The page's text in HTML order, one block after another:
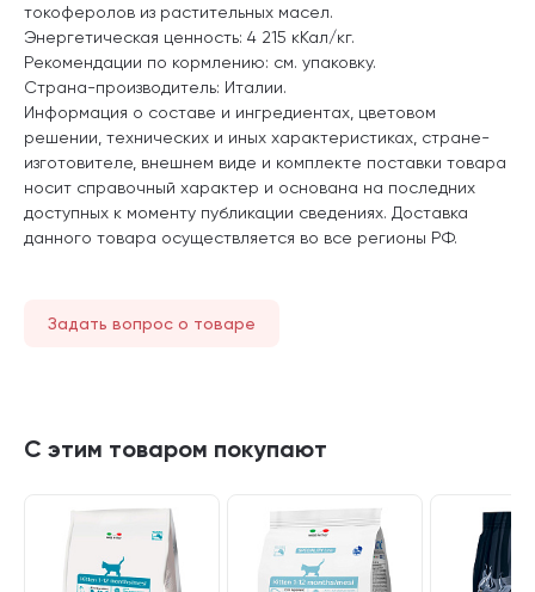
токоферолов из растительных масел.
Энергетическая ценность: 4 215 кКал/кг.
Рекомендации по кормлению: см. упаковку.
Страна-производитель: Италии.
Информация о составе и ингредиентах, цветовом
решении, технических и иных характеристиках, стране-
изготовителе, внешнем виде и комплекте поставки товара
носит справочный характер и основана на последних
доступных к моменту публикации сведениях. Доставка
данного товара осуществляется во все регионы РФ.
Задать вопрос о товаре
С этим товаром покупают